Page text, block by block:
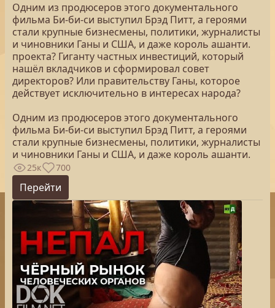
Одним из продюсеров этого документального
фильма Би-би-си выступил Брэд Питт, а героями
стали крупные бизнесмены, политики, журналисты
и чиновники Ганы и США, и даже король ашанти.
проекта? Гиганту частных инвестиций, который
нашёл вкладчиков и сформировал совет
директоров? Или правительству Ганы, которое
действует исключительно в интересах народа?
Одним из продюсеров этого документального
фильма Би-би-си выступил Брэд Питт, а героями
стали крупные бизнесмены, политики, журналисты
и чиновники Ганы и США, и даже король ашанти.
25к 700
Перейти